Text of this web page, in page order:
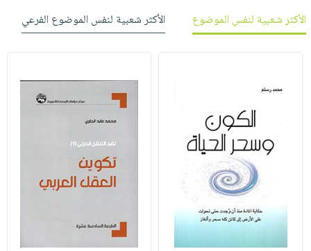
الأكثر شعبية لنفس الموضوع
الأكثر شعبية لنفس الموضوع الفرعي